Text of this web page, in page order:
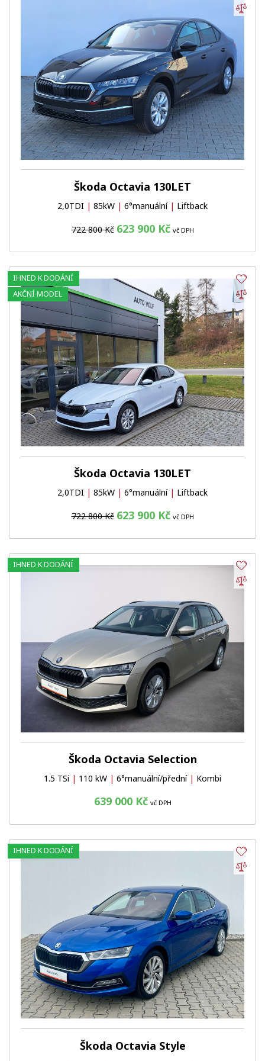
Škoda Octavia 130LET
2,0TDI | 85kW | 6°manuální | Liftback
722 800 Kč 623 900 Kč vč DPH
Škoda Octavia 130LET
2,0TDI | 85kW | 6°manuální | Liftback
722 800 Kč 623 900 Kč vč DPH
IHNED K DODÁNÍ
AKČNÍ MODEL
Škoda Octavia Selection
1.5 TSi | 110 kW | 6°manuální/přední | Kombi
639 000 Kč vč DPH
IHNED K DODÁNÍ
Škoda Octavia Style
IHNED K DODÁNÍ